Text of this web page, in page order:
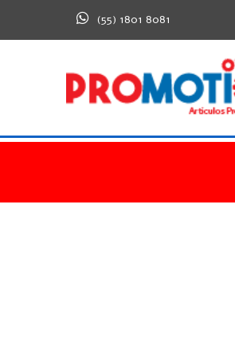
(55) 1801 8081